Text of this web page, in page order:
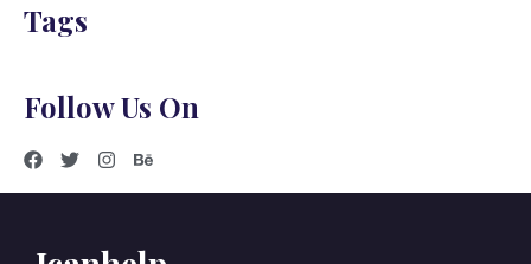
Tags
Follow Us On